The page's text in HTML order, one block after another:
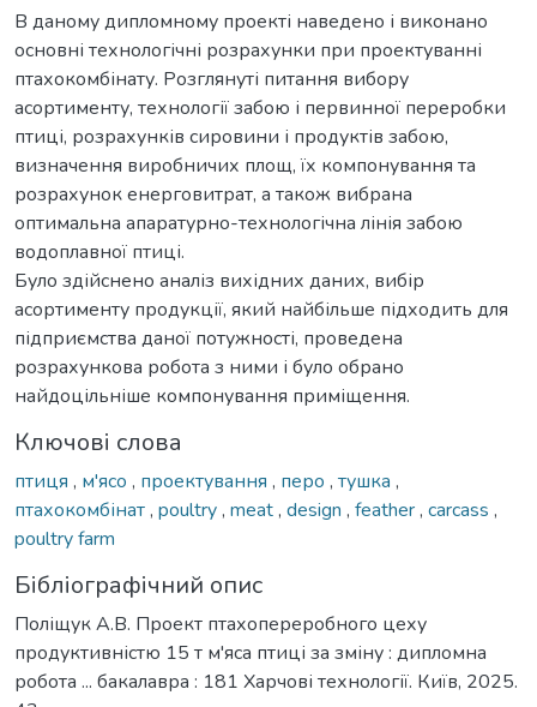
В даному дипломному проекті наведено і виконано
основні технологічні розрахунки при проектуванні
птахокомбінату. Розглянуті питання вибору
асортименту, технології забою і первинної переробки
птиці, розрахунків сировини і продуктів забою,
визначення виробничих площ, їх компонування та
розрахунок енерговитрат, а також вибрана
оптимальна апаратурно-технологічна лінія забою
водоплавної птиці.
Було здійснено аналіз вихідних даних, вибір
асортименту продукції, який найбільше підходить для
підприємства даної потужності, проведена
розрахункова робота з ними і було обрано
найдоцільніше компонування приміщення.
Ключові слова
птиця , м'ясо , проектування , перо , тушка ,
птахокомбінат, poultry, meat, design , feather, carcass ,
poultry farm
Бібліографічний опис
Поліщук А.В. Проект птахопереробного цеху
продуктивністю 15 т м'яса птиці за зміну : дипломна
робота ... бакалавра : 181 Харчові технології. Київ, 2025.